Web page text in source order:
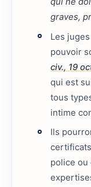
graves,
Les
pouvoir
civ., 19
qui est
tous
intime
Ils
police ou